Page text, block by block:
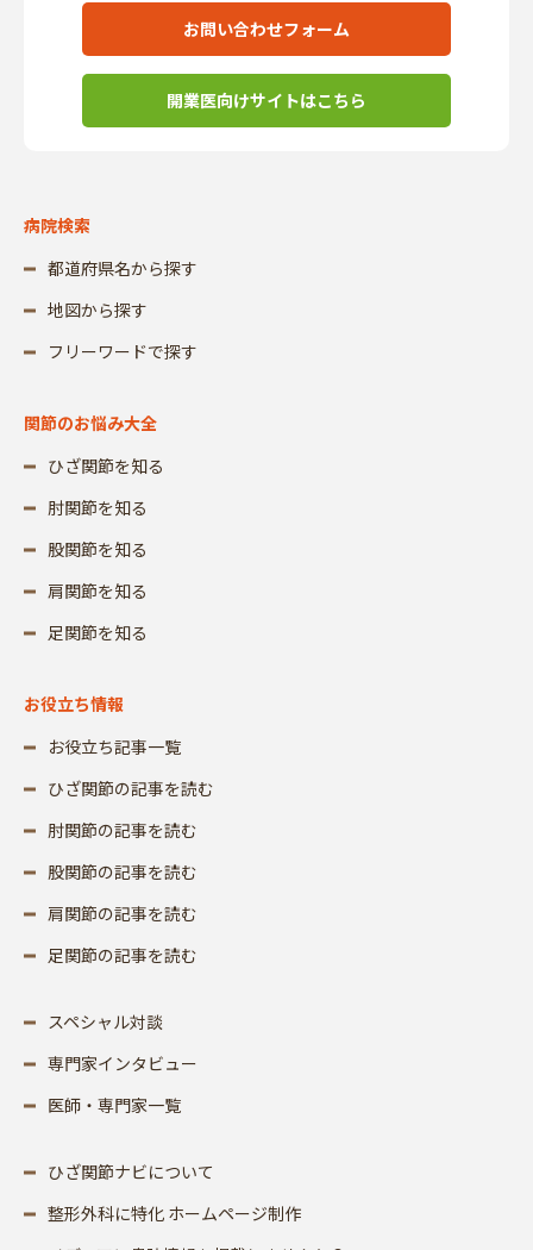
お問い合わせフォーム
開業医向けサイトはこちら
病院検索
都道府県名から探す
地図から探す
フリーワードで探す
関節のお悩み大全
ひざ関節を知る
肘関節を知る
股関節を知る
肩関節を知る
足関節を知る
お役立ち情報
お役立ち記事一覧
ひざ関節の記事を読む
肘関節の記事を読む
股関節の記事を読む
肩関節の記事を読む
足関節の記事を読む
スペシャル対談
専門家インタビュー
医師・専門家一覧
ひざ関節ナビについて
整形外科に特化 ホームページ制作